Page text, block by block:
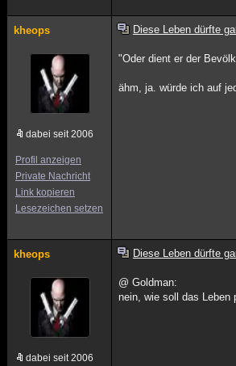
kheops
dabei seit 2006
Profil anzeigen
Private Nachricht
Link kopieren
Lesezeichen setzen
Diese Leben dürfte
"Oder dient er der
ähm, ja. würde ich auf
kheops
dabei seit 2006
Diese Leben dürfte
@ Goldman:
nein, wie soll das